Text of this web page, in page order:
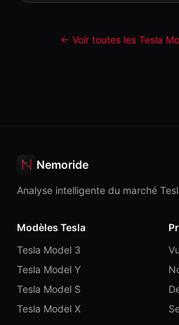
← Voir toutes les Tesla
Nemoride
Analyse intelligente du marché
Modèles Tesla
Tesla Model 3
Tesla Model Y
Tesla Model S
Tesla Model X